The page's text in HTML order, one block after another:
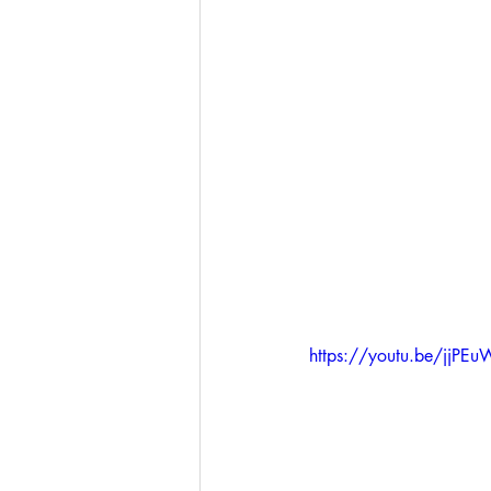
https://youtu.be/